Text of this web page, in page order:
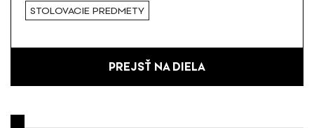
STOLOVACIE PREDMETY
PREJSŤ NA DIELA